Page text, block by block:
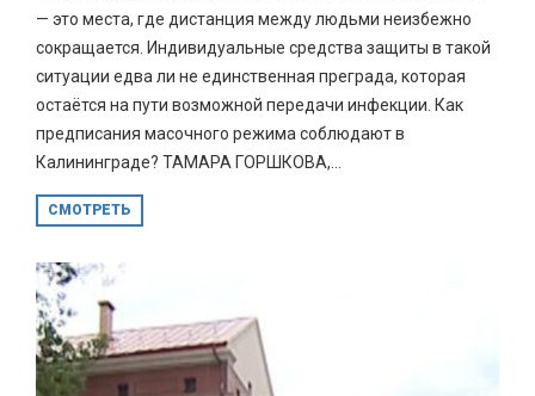
— это места, где дистанция между людьми неизбежно
сокращается. Индивидуальные средства защиты в такой
ситуации едва ли не единственная преграда, которая
остаётся на пути возможной передачи инфекции. Как
предписания масочного режима соблюдают в
Калининграде? ТАМАРА ГОРШКОВА,...
СМОТРЕТЬ